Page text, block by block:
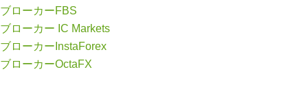
ブローカーFBS
ブローカー IC Markets
ブローカーInstaForex
ブローカーOctaFX